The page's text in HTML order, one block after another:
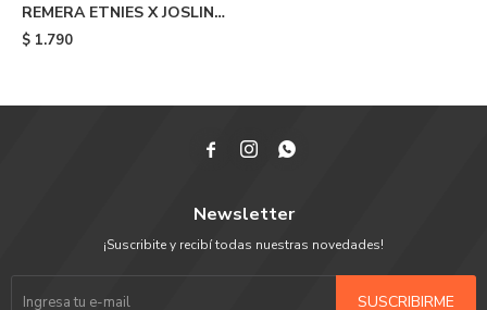
REMERA ETNIES X JOSLIN -
Beige
$ 1.790
  
Newsletter
¡Suscribite y recibí todas nuestras novedades!
SUSCRIBIRME